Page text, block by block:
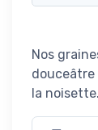
Nos
douceâtre
la noisette.